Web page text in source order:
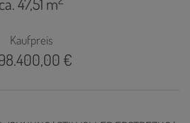
Kaufpreis
€